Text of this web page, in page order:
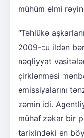
mühüm elmi
“Təhlükə
2009-cu ildən
nəqliyyat
çirklənməsi
emissiyalarını
zəmin idi.
mühafizəkar bir
tarixindəki ən